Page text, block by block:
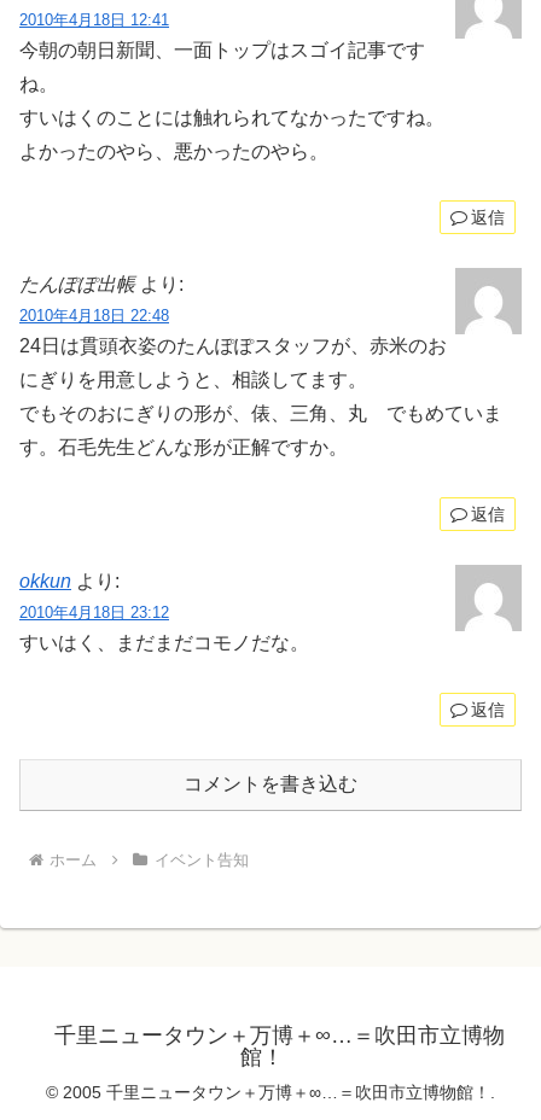
2010年4月18日 12:41
今朝の朝日新聞、一面トップはスゴイ記事です
ね。
すいはくのことには触れられてなかったですね。
よかったのやら、悪かったのやら。
返信
たんぽぽ出帳 より:
2010年4月18日 22:48
24日は貫頭衣姿のたんぽぽスタッフが、赤米のお
にぎりを用意しようと、相談してます。
でもそのおにぎりの形が、俵、三角、丸 でもめていま
す。石毛先生どんな形が正解ですか。
返信
okkun より:
2010年4月18日 23:12
すいはく、まだまだコモノだな。
返信
コメントを書き込む
ホーム イベント告知
千里ニュータウン＋万博＋∞…＝吹田市立博物
館！
© 2005 千里ニュータウン＋万博＋∞…＝吹田市立博物館！.